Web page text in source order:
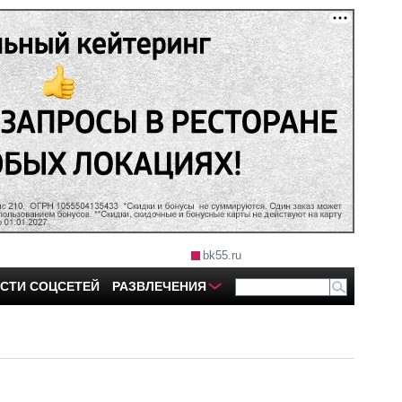
bk55.ru
СОЦСЕТЕЙ РАЗВЛЕЧЕНИЯ